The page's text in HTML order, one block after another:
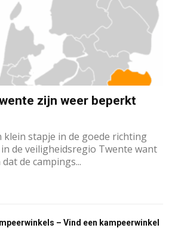
zijn weer beperkt
klein stapje in de goede richting
de veiligheidsregio Twente want
de campings...
– Vind een kampeerwinkel